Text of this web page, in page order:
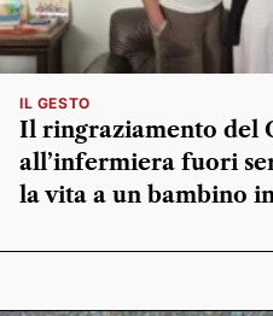
IL GESTO
Il ringraziamento del
all’infermiera fuori
la vita a un bambino